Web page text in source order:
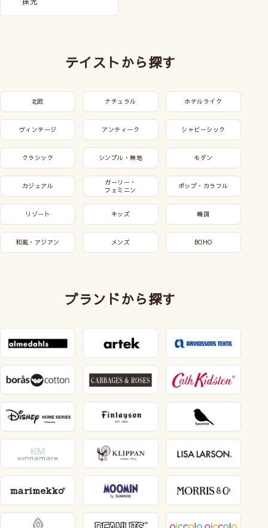
テイストから探す
北欧 ナチュラル ホテルライク
ヴィンテージ アンティーク シャビーシック
クラシック シンプル・無地 モダン
カジュアル
ガーリー・
フェミニン
ポップ・カラフル
リゾート キッズ 韓国
和風・アジアン メンズ BOHO
ブランドから探す